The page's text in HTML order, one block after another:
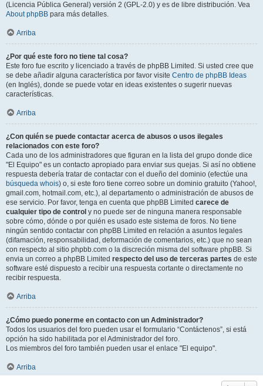
(Licencia Pública General) versión 2 (GPL-2.0) y es de libre distribución. Vea
About phpBB para más detalles.
Arriba
¿Por qué este foro no tiene tal cosa?
Este foro fue escrito y licenciado a través de phpBB Limited. Si usted cree que
se debe añadir alguna característica por favor visite Centro de phpBB Ideas
(en Inglés), donde se puede votar en ideas existentes o sugerir nuevas
características.
Arriba
¿Con quién se puede contactar acerca de abusos o usos ilegales
relacionados con este foro?
Cada uno de los administradores que figuran en la lista del grupo donde dice
"El Equipo" es un contacto apropiado para enviar sus quejas. Si así no obtiene
respuesta debería tratar de contactar con el dueño del dominio (efectúe una
búsqueda whois) o, si este foro tiene correo sobre un dominio gratuito (Yahoo!,
gmail.com, hotmail.com, etc.), al departamento o administración de abusos de
ese servicio. Por favor, tenga en cuenta que phpBB Limited carece de
cualquier tipo de control y no puede ser de ninguna manera responsable
sobre cómo, dónde o por quién es usado este sistema de foros. No tiene
ningún sentido contactar con phpBB Limited en relación a asuntos legales
(difamación, responsabilidad, deformación de comentarios, etc.) que no sean
con respecto al sitio phpbb.com o la discreción misma del software phpBB. Si
envia un correo a phpBB Limited respecto del uso de terceras partes de este
software esté dispuesto a recibir una respuesta cortante o directamente no
recibir respuesta.
Arriba
¿Cómo puedo ponerme en contacto con un Administrador?
Todos los usuarios del foro pueden usar el formulario “Contáctenos”, si está
opción ha sido habilitada por el Administrador del foro.
Los miembros del foro también pueden usar el enlace "El equipo".
Arriba